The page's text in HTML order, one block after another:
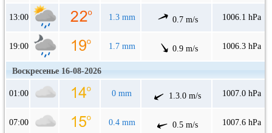
13:00 1.3 mm 0.7 m/s 1006.1 hPa
19:00 1.7 mm 0.9 m/s 1006.3 hPa
Воскресенье 16-08-2026
01:00 0 mm 1.3.0 m/s 1007.0 hPa
07:00 0.4 mm 0.5 m/s 1007.6 hPa